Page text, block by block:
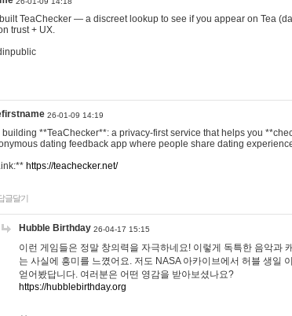
TeaChecker — a discreet lookup to see if you appear on Tea
trust + UX.
26-01-09 14:19
building **TeaChecker**: a privacy-first service that helps you
dating feedback app where people share dating
https://teachecker.net/
글달기
Hubble Birthday 26-04-17 15:15
이런 게임들은 정말 창의력을 자극하네요! 이렇게 독특한 음악과
는 사실에 흥미를 느꼈어요. 저도 NASA 아카이브에서 허블 생일
얻어봤답니다. 여러분은 어떤 영감을 받아보셨나요?
https://hubblebirthday.org